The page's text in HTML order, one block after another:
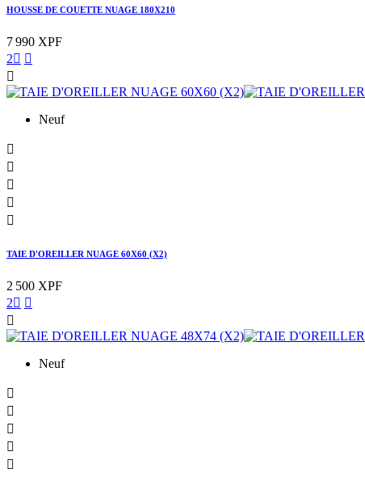
HOUSSE DE COUETTE NUAGE 180X210
7 990 XPF
2 

Neuf





TAIE D'OREILLER NUAGE 60X60 (X2)
2 500 XPF
2 

Neuf




